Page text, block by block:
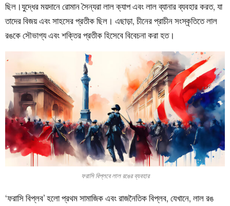
ছিল।যুদ্ধের ময়দানে রোমান সৈন্যরা লাল ক্যাপ এবং লাল ব্যানার ব্যবহার করত, যা
তাদের বিজয় এবং সাহসের প্রতীক ছিল। এছাড়া, চীনের প্রাচীন সংস্কৃতিতে লাল
রঙকে সৌভাগ্য এবং শক্তির প্রতীক হিসেবে বিবেচনা করা হত।
ফরাসি বিপ্লবে লাল রঙের ব্যবহার
‘ফরাসি বিপ্লব’ হলো প্রথম সামাজিক এবং রাজনৈতিক বিপ্লব, যেখানে, লাল রঙ